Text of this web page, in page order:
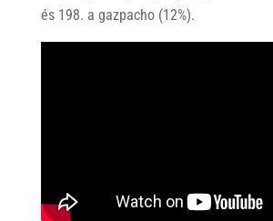
és 198. a gazpacho (12%).